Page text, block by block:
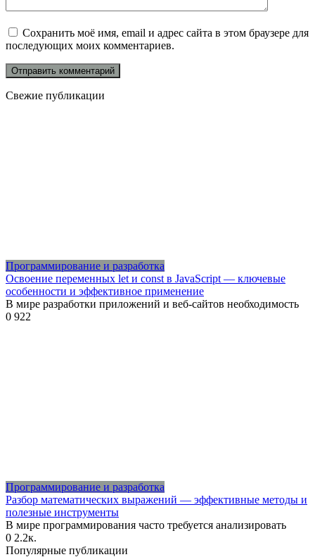
Сохранить моё имя, email и адрес сайта в этом браузере для
последующих моих комментариев.
Свежие публикации
Программирование и разработка
Освоение переменных let и const в JavaScript — ключевые
особенности и эффективное применение
В мире разработки приложений и веб-сайтов необходимость
0 922
Программирование и разработка
Разбор математических выражений — эффективные методы и
полезные инструменты
В мире программирования часто требуется анализировать
0 2.2к.
Популярные публикации